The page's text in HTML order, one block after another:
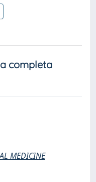
completa
MEDICINE